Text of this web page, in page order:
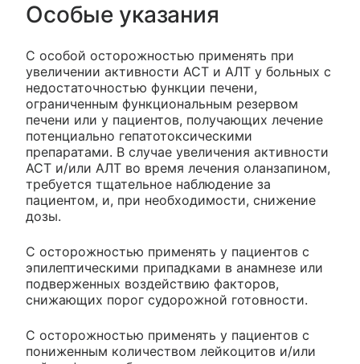
Особые указания
С особой осторожностью применять при
увеличении активности АСТ и АЛТ у больных с
недостаточностью функции печени,
ограниченным функциональным резервом
печени или у пациентов, получающих лечение
потенциально гепатотоксическими
препаратами. В случае увеличения активности
АСТ и/или АЛТ во время лечения оланзапином,
требуется тщательное наблюдение за
пациентом, и, при необходимости, снижение
дозы.
С осторожностью применять у пациентов с
эпилептическими припадками в анамнезе или
подверженных воздействию факторов,
снижающих порог судорожной готовности.
С осторожностью применять у пациентов с
пониженным количеством лейкоцитов и/или